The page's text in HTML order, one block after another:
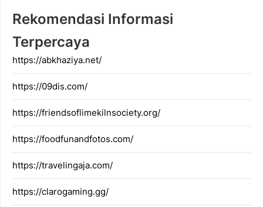
Rekomendasi Informasi
Terpercaya
https://abkhaziya.net/
https://09dis.com/
https://friendsoflimekilnsociety.org/
https://foodfunandfotos.com/
https://travelingaja.com/
https://clarogaming.gg/